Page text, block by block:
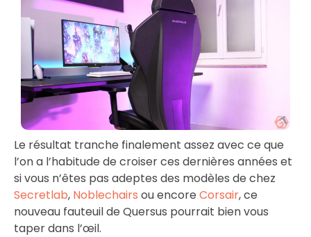
Le résultat tranche finalement assez avec ce que
l’on a l’habitude de croiser ces dernières années et
si vous n’êtes pas adeptes des modèles de chez
Secretlab, Noblechairs ou encore Corsair, ce
nouveau fauteuil de Quersus pourrait bien vous
taper dans l’œil.